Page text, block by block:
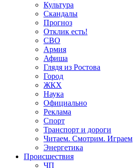
Культура
Скандалы
Прогноз
Отклик есть!
СВО
Армия
Афиша
Глядя из Ростова
Город
ЖКХ
Наука
Официально
Реклама
Спорт
Транспорт и дороги
Читаем. Смотрим. Играем
Энергетика
Происшествия
ЧП